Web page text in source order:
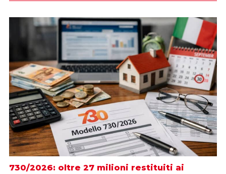
730/2026: oltre 27 milioni restituiti ai